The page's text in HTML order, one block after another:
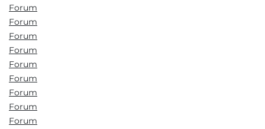
Forum
Forum
Forum
Forum
Forum
Forum
Forum
Forum
Forum